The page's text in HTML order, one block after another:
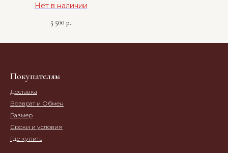
Нет в наличии
5 500 р.
Покупателям
Где купить
Доставка
Возврат и Обмен
Размер
Сроки и условия